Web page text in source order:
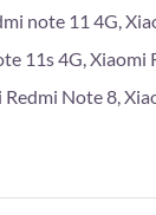
note 11 4G,
11s 4G,
Note 8,